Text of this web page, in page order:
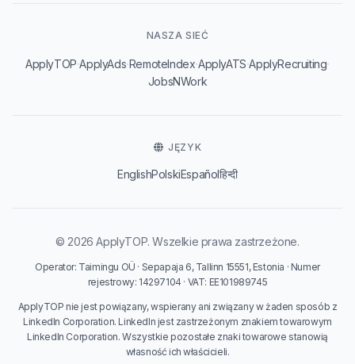
NASZA SIEĆ
ApplyTOP·ApplyAds·RemoteIndex·ApplyATS·ApplyRecruiting·
JobsNWork
JĘZYK
EnglishPolskiEspañolहिन्दी
© 2026 ApplyTOP. Wszelkie prawa zastrzeżone.
Operator: Taimingu OÜ · Sepapaja 6, Tallinn 15551, Estonia · Numer
rejestrowy: 14297104 · VAT: EE101989745
ApplyTOP nie jest powiązany, wspierany ani związany w żaden sposób z
LinkedIn Corporation. LinkedIn jest zastrzeżonym znakiem towarowym
LinkedIn Corporation. Wszystkie pozostałe znaki towarowe stanowią
własność ich właścicieli.